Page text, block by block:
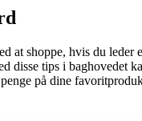
at shoppe, hvis du leder
disse tips i baghovedet
på dine